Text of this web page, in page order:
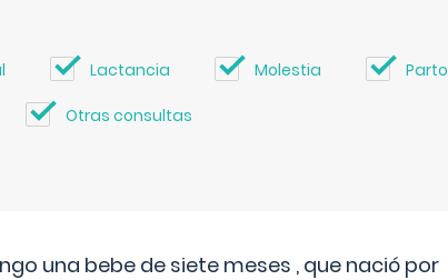
Lactancia Molestia Parto
Otras consultas
una bebe de siete meses , que nació por